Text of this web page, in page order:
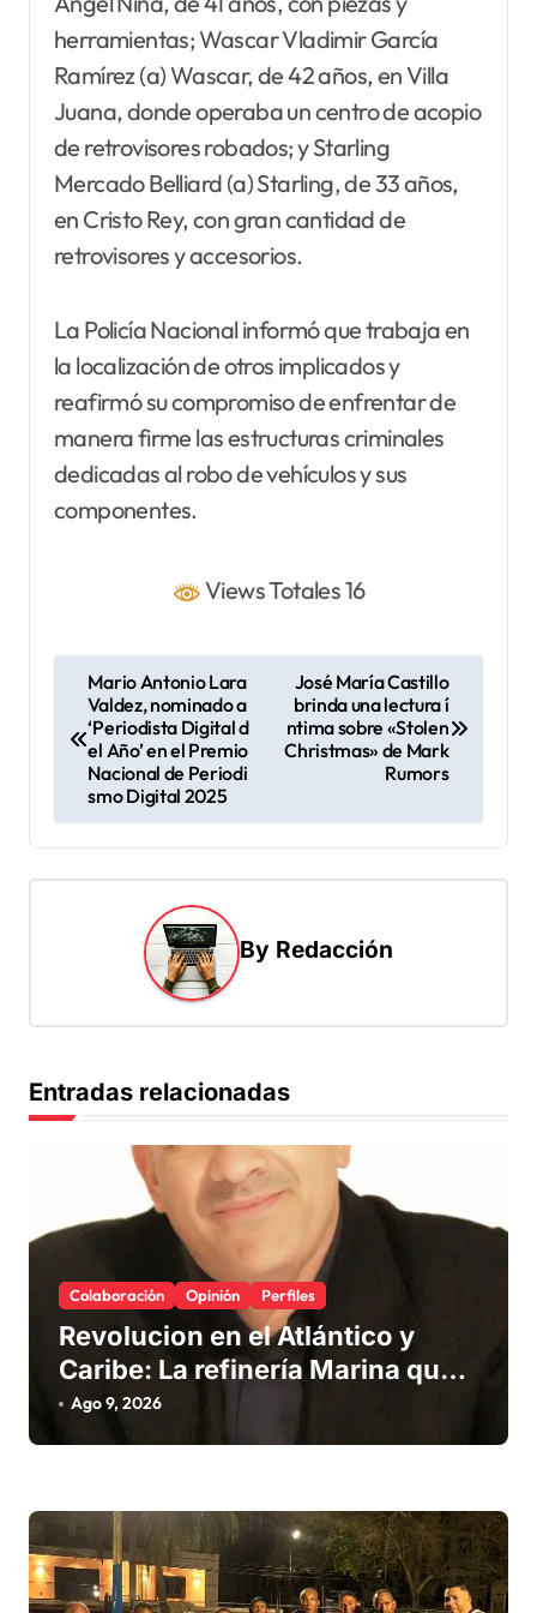
herramientas; Wascar Vladimir García
Ramírez (a) Wascar, de 42 años, en Villa
Juana, donde operaba un centro de acopio
de retrovisores robados; y Starling
Mercado Belliard (a) Starling, de 33 años,
en Cristo Rey, con gran cantidad de
retrovisores y accesorios.
La Policía Nacional informó que trabaja en
la localización de otros implicados y
reafirmó su compromiso de enfrentar de
manera firme las estructuras criminales
dedicadas al robo de vehículos y sus
componentes.
Views Totales 16
g
a
n
e
t
a
d
a
Mario Antonio Lara
Valdez, nominado a
‘Periodista Digital d
el Año’ en el Premio
Nacional de Periodi
smo Digital 2025
José María Castillo
brinda una lectura í
ntima sobre «Stolen
Christmas» de Mark
Rumors
By Redacción
Entradas relacionadas
Colaboración Opinión Perfiles
Revolucion en el Atlántico y
Caribe: La refinería Marina que
promete salvar nuestras playas
Ago 9, 2026